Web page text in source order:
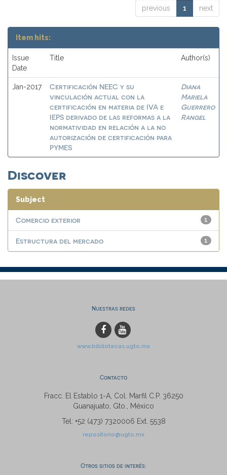
previous 1 next
Item hits:
Issue
Date
Title Author(s)
Jan-2017
Certificación NEEC y su
vinculación actual con la
certificación en materia de IVA e
IEPS derivado de las reformas a la
normatividad en relación a la no
autorización de certificación para
PYMES
Diana
Mariela
Guerrero
Rangel
Discover
Subject
1
Comercio exterior
1
Estructura del mercado
Nuestras redes
www.bibliotecas.ugto.mx
Contacto
Fracc. El Establo 1-A, Col. Marfil C.P. 36250
Guanajuato, Gto., México
Tel: +52 (473) 7320006 Ext. 5538
repositorio@ugto.mx
Otros sitios de interés: